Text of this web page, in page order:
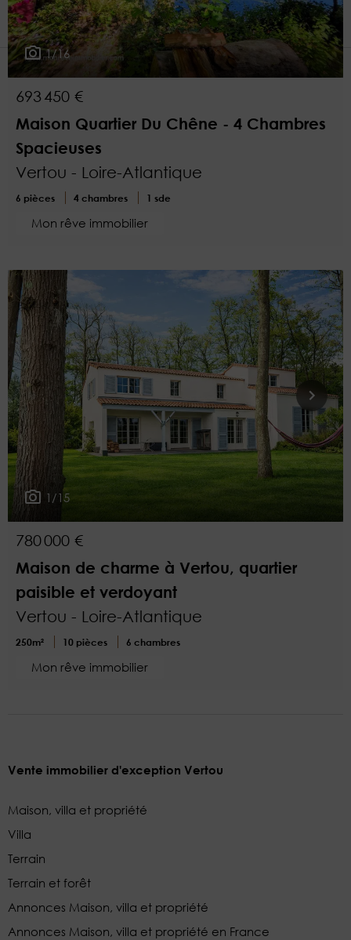
Plus de critères
2
1/16
693 450 €
Maison Quartier Du Chêne - 4 Chambres
Spacieuses
Vertou - Loire-Atlantique
6 pièces 4 chambres 1 sde
Mon rêve immobilier
1/15
780 000 €
Maison de charme à Vertou, quartier
paisible et verdoyant
Vertou - Loire-Atlantique
250m² 10 pièces 6 chambres
Mon rêve immobilier
Vente immobilier d'exception Vertou
Maison, villa et propriété
Villa
Terrain
Terrain et forêt
Annonces Maison, villa et propriété
Annonces Maison, villa et propriété en France